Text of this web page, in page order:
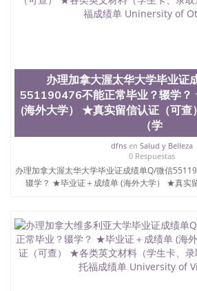
办理加拿大渥太华大学毕业证
551190476不能正常毕业？辍学
(海外大学） ★真实留信认证（可
（学
dfnsen Salud y Belleza
0 Respuestas
办理加拿大渥太华大学毕业证成绩单Q/微信
辍学？ ★毕业证＋成绩单 (海外大学） ★真实